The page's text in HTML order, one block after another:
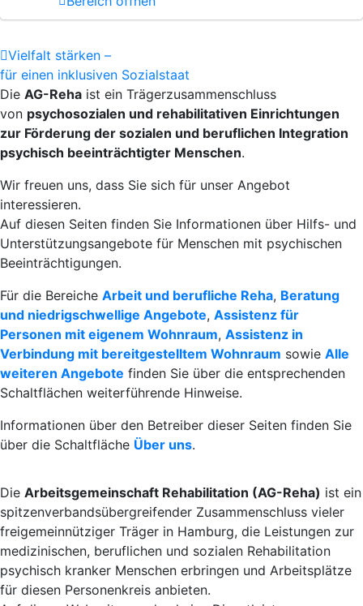
Vielfalt stärken –
für einen inklusiven Sozialstaat
Die AG-Reha ist ein Trägerzusammenschluss
von psychosozialen und rehabilitativen Einrichtungen
zur Förderung der sozialen und beruflichen Integration
psychisch beeinträchtigter Menschen.
Wir freuen uns, dass Sie sich für unser Angebot
interessieren.
Auf diesen Seiten finden Sie Informationen über Hilfs- und
Unterstützungsangebote für Menschen mit psychischen
Beeinträchtigungen.
Für die Bereiche Arbeit und berufliche Reha, Beratung
und niedrigschwellige Angebote, Assistenz für
Personen mit eigenem Wohnraum, Assistenz in
Verbindung mit bereitgestelltem Wohnraum sowie Alle
weiteren Angebote finden Sie über die entsprechenden
Schaltflächen weiterführende Hinweise.
Informationen über den Betreiber dieser Seiten finden Sie
über die Schaltfläche Über uns.
Die Arbeitsgemeinschaft Rehabilitation (AG-Reha) ist ein
spitzenverbandsübergreifender Zusammenschluss vieler
freigemeinnütziger Träger in Hamburg, die Leistungen zur
medizinischen, beruflichen und sozialen Rehabilitation
psychisch kranker Menschen erbringen und Arbeitsplätze
für diesen Personenkreis anbieten.